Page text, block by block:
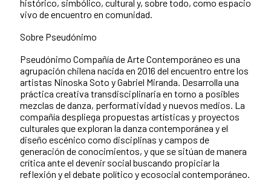
histórico, simbólico, cultural y, sobre todo, como espacio
vivo de encuentro en comunidad.
Sobre Pseudónimo
Pseudónimo Compañía de Arte Contemporáneo es una
agrupación chilena nacida en 2016 del encuentro entre los
artistas Ninoska Soto y Gabriel Miranda. Desarrolla una
práctica creativa transdisciplinaria en torno a posibles
mezclas de danza, performatividad y nuevos medios. La
compañía despliega propuestas artísticas y proyectos
culturales que exploran la danza contemporánea y el
diseño escénico como disciplinas y campos de
generación de conocimientos, y que se sitúan de manera
crítica ante el devenir social buscando propiciar la
reflexión y el debate político y ecosocial contemporáneo.